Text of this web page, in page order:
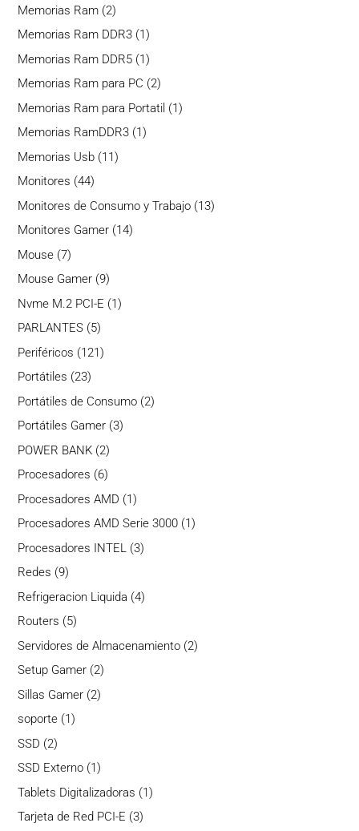
Memorias Ram 22
productos
Memorias Ram DDR3 1 1
producto
Memorias Ram DDR5 11
producto
Memorias Ram para PC 22
productos
Memorias Ram para Portatil 11
Memorias RamDDR3 1 1
Memorias Usb 1111
Monitores 4444
productos
Monitores de Consumo y Trabajo 1313
Monitores Gamer 1414
Mouse 77
productos
Mouse Gamer 99
productos
Nvme M.2 PCI-E 11
PARLANTES 55
productos
Periféricos 121121
Portátiles 2323
productos
Portátiles de Consumo 22
Portátiles Gamer 33
POWER BANK 22
productos
Procesadores 66
productos
Procesadores AMD 11
producto
Procesadores AMD Serie 3000 1 1
Procesadores INTEL 33
Redes 99
productos
Refrigeracion Liquida 44
Routers 55
productos
Servidores de Almacenamiento 22
Setup Gamer 22
Sillas Gamer 22
soporte 1 1
SSD 22
productos
SSD Externo 1 1
producto
Tablets Digitalizadoras 11
Tarjeta de Red PCI-E 33